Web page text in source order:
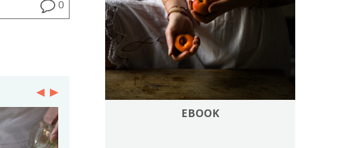
zmniejszyć
głośność.
0
EBOOK